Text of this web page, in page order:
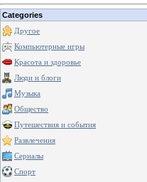
Categories
Другое
Компьютерные игры
Красота и здоровье
Люди и блоги
Музыка
Общество
Путешествия и события
Развлечения
Сериалы
Спорт